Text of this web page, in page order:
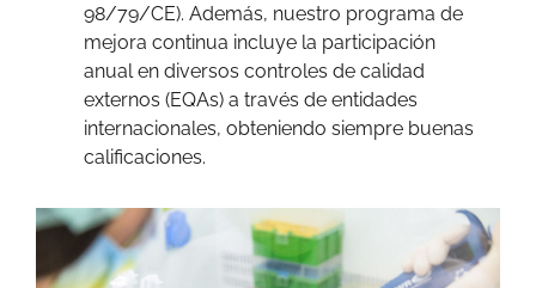
98/79/CE). Además, nuestro programa de
mejora continua incluye la participación
anual en diversos controles de calidad
externos (EQAs) a través de entidades
internacionales, obteniendo siempre buenas
calificaciones.